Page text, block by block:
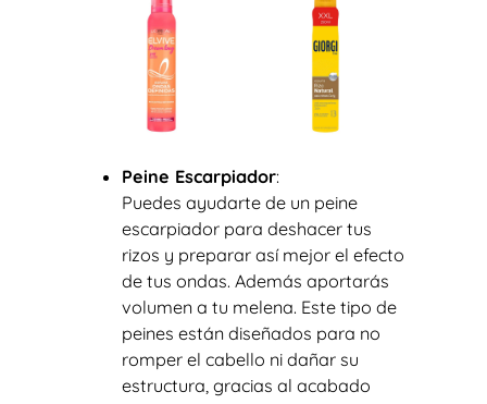
Peine Escarpiador:
Puedes ayudarte de un peine
escarpiador para deshacer tus
rizos y preparar así mejor el efecto
de tus ondas. Además aportarás
volumen a tu melena. Este tipo de
peines están diseñados para no
romper el cabello ni dañar su
estructura, gracias al acabado